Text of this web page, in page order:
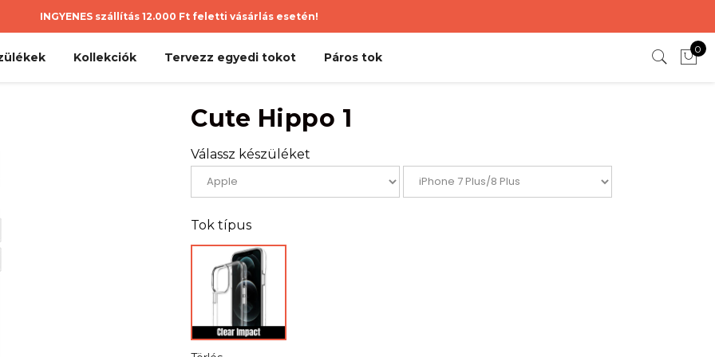
INGYENES szállítás 12.000 Ft feletti vásárlás esetén!
Kollekciók Tervezz egyedi tokot Páros tok
0
Cute Hippo 1
Válassz készüléket
Tok típus